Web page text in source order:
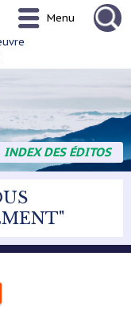
Menu
INDEX DES ÉDITOS